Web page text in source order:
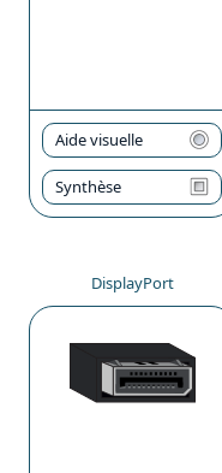
Aide visuelle
Synthèse
DisplayPort